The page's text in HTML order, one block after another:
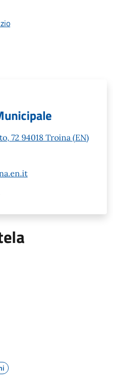
72 94018 Troina (EN)